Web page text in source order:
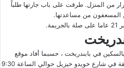
من المنزل. طرقت على باب جارتها طلباً
المسعفون من مساعدتها.
في بابندريخت ، حسبما أفاد موقع
راينموند. وقعت جريمة القتل في شقة في شارع خويدو خيزيل حوالي الساعة 9:30